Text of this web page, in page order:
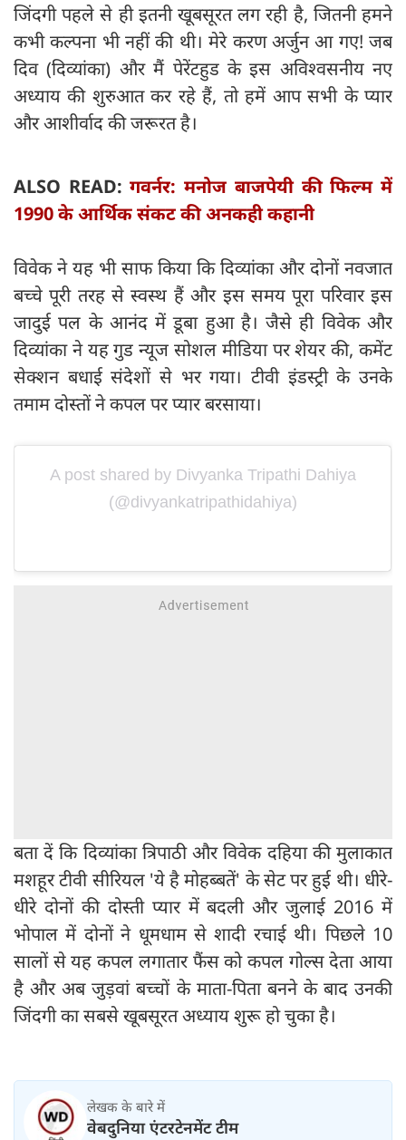
जिंदगी पहले से ही इतनी खूबसूरत लग रही है, जितनी हमने
कभी कल्पना भी नहीं की थी। मेरे करण अर्जुन आ गए! जब
दिव (दिव्यांका) और मैं पेरेंटहुड के इस अविश्वसनीय नए
अध्याय की शुरुआत कर रहे हैं, तो हमें आप सभी के प्यार
और आशीर्वाद की जरूरत है।
ALSO READ:गवर्नर: मनोज बाजपेयी की फिल्म में
1990 के आर्थिक संकट की अनकही कहानी
विवेक ने यह भी साफ किया कि दिव्यांका और दोनों नवजात
बच्चे पूरी तरह से स्वस्थ हैं और इस समय पूरा परिवार इस
जादुई पल के आनंद में डूबा हुआ है। जैसे ही विवेक और
दिव्यांका ने यह गुड न्यूज सोशल मीडिया पर शेयर की, कमेंट
सेक्शन बधाई संदेशों से भर गया। टीवी इंडस्ट्री के उनके
तमाम दोस्तों ने कपल पर प्यार बरसाया।
A post shared by Divyanka Tripathi Dahiya
(@divyankatripathidahiya)
बता दें कि दिव्यांका त्रिपाठी और विवेक दहिया की मुलाकात
मशहूर टीवी सीरियल 'ये है मोहब्बतें' के सेट पर हुई थी। धीरे-
धीरे दोनों की दोस्ती प्यार में बदली और जुलाई 2016 में
भोपाल में दोनों ने धूमधाम से शादी रचाई थी। पिछले 10
सालों से यह कपल लगातार फैंस को कपल गोल्स देता आया
है और अब जुड़वां बच्चों के माता-पिता बनने के बाद उनकी
जिंदगी का सबसे खूबसूरत अध्याय शुरू हो चुका है।
लेखक के बारे में
वेबदुनिया एंटरटेनमेंट टीम